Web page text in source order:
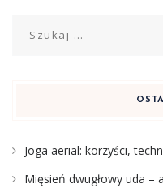
Joga aerial: korzyści,
Mięsień dwugłowy uda –